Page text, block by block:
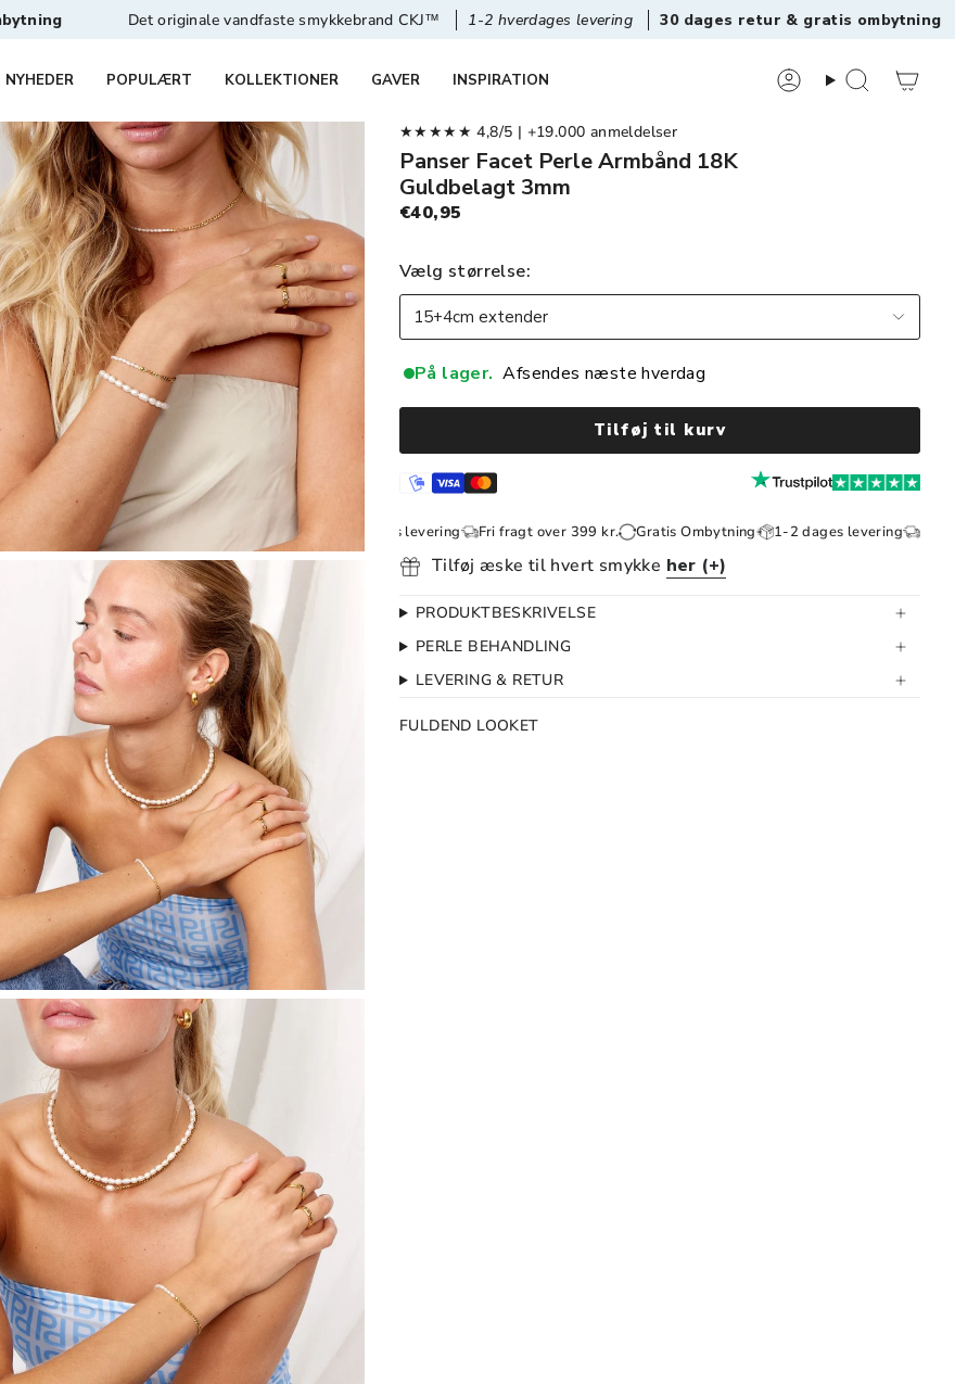
Det originale vandfaste smykkebrand CKJ™ 1-2 hverdages levering 30 dages retur & gratis ombytning Det
NYHEDER POPULÆRT KOLLEKTIONER GAVER INSPIRATION
★★★★★ 4,8/5 | +19.000 anmeldelser
Panser Facet Perle Armbånd 18K
Guldbelagt 3mm
€40,95
Vælg størrelse
15+4cm extender
På lager. Afsendes næste hverdag
Tilføj til kurv
Gratis Ombytning 1-2 dages levering Fri fragt over 399 kr. Gratis Ombytning 1-2 dages levering Fri fragt over
Tilføj æske til hvert smykke her (+)
PRODUKTBESKRIVELSE
PERLE BEHANDLING
LEVERING & RETUR
FULDEND LOOKET